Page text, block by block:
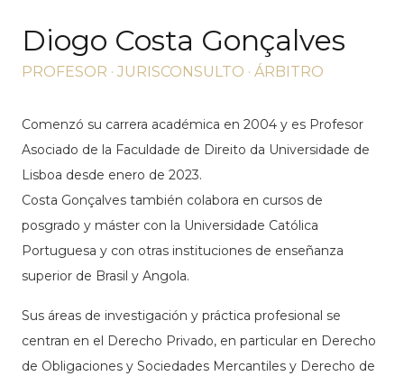
Diogo Costa Gonçalves
PROFESOR · JURISCONSULTO · ÁRBITRO
Comenzó su carrera académica en 2004 y es Profesor
Asociado de la Faculdade de Direito da Universidade de
Lisboa desde enero de 2023.
Costa Gonçalves también colabora en cursos de
posgrado y máster con la Universidade Católica
Portuguesa y con otras instituciones de enseñanza
superior de Brasil y Angola.
Sus áreas de investigación y práctica profesional se
centran en el Derecho Privado, en particular en Derecho
de Obligaciones y Sociedades Mercantiles y Derecho de